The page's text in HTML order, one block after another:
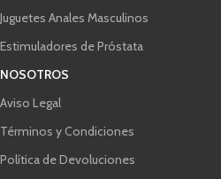
Juguetes Anales Masculinos
Estimuladores de Próstata
NOSOTROS
Aviso Legal
Términos y Condiciones
Política de Devoluciones